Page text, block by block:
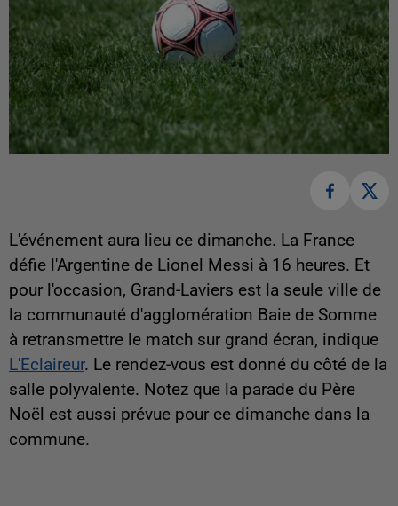
L'événement aura lieu ce dimanche. La France
défie l'Argentine de Lionel Messi à 16 heures. Et
pour l'occasion, Grand-Laviers est la seule ville de
la communauté d'agglomération Baie de Somme
à retransmettre le match sur grand écran, indique
L'Eclaireur. Le rendez-vous est donné du côté de la
salle polyvalente. Notez que la parade du Père
Noël est aussi prévue pour ce dimanche dans la
commune.